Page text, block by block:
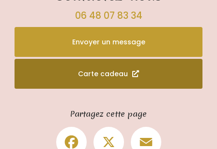
06 48 07 83 34
Envoyer un message
Carte cadeau
Partagez cette page
Facebook